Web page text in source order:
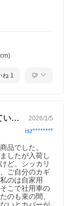
ね 1
プロレス好きなので前から気になっていた… 2026/1/5
isz********
品でした。
したが入荷し
ど、シッカリ
ご自分のカギ
のは自家用
こで社用車の
のも束の間、